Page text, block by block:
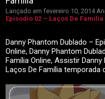
Lançado em fevereiro 10, 2014
Episodio 02 – Laços De Família
Danny Phantom Dublado –
Online, Danny Phantom
Família Online, Assistir
Laços De Família temporada